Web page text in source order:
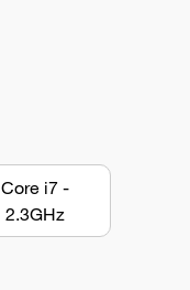
Core i7 -
2.3GHz